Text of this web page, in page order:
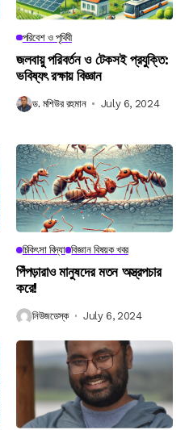
পরিবেশ ও পৃথিবী
জলবায়ু পরিবর্তন ও টেকসই প্রযুক্তি:
ভবিষ্যৎ রক্ষায় বিজ্ঞান
ড. মশিউর রহমান July 6, 2024
চিকিৎসা বিদ্যা বিজ্ঞান বিষয়ক খবর
পিঁপড়ারাও মানুষদের মতন অস্ত্রপচার
করে!
নিউজডেস্ক July 6, 2024